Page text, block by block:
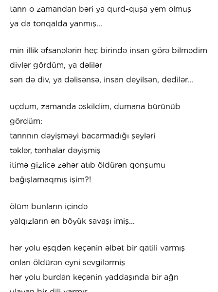
tanrı o zamandan bəri ya qurd-quşa yem olmuş
ya da tonqalda yanmış...
min illik əfsanələrin heç birində insan görə bilmədim
divlər gördüm, ya dəlilər
sən də div, ya dəlisənsə, insan deyilsən, dedilər...
uçdum, zamanda əskildim, dumana bürünüb
gördüm:
tanrının dəyişməyi bacarmadığı şeyləri
təklər, tənhalar dəyişmiş
itimə gizlicə zəhər atıb öldürən qonşumu
bağışlamaqmış işim?!
ölüm bunların içində
yalqızların ən böyük savaşı imiş...
hər yolu eşqdən keçənin əlbət bir qatili varmış
onları öldürən eyni sevgilərmiş
hər yolu burdan keçənin yaddaşında bir ağrı